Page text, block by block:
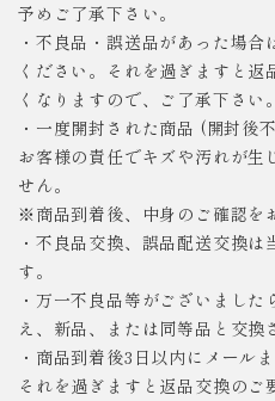
予めご了承下さい。
・不良品・誤送品があった場
ください。それを過ぎますと
くなりますので、ご了承下さい。
・一度開封された商品 (開封後
お客様の責任でキズや汚れが生
せん。
※商品到着後、中身のご確認を
・不良品交換、誤品配送交換
す。
・万一不良品等がございまし
え、新品、または同等品と交換
・商品到着後3日以内にメール
それを過ぎますと返品交換の